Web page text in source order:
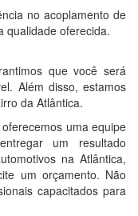
no acoplamento de
qualidade oferecida.
que você será
Além disso, estamos
da Atlântica.
uma equipe
um resultado
na Atlântica,
um orçamento. Não
capacitados para